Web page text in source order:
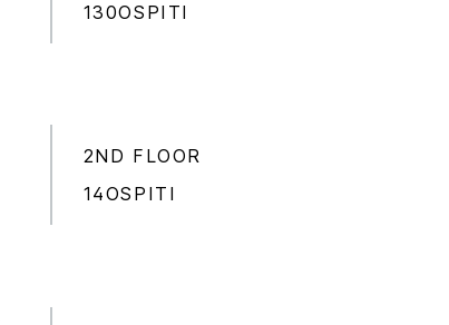
130OSPITI
2ND FLOOR
14OSPITI